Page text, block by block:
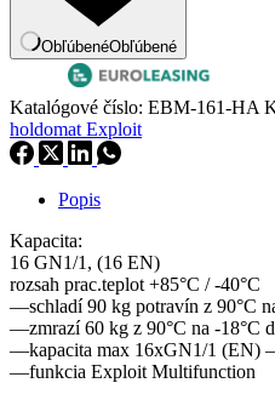
ObľúbenéObľúbené
Katalógové číslo: EBM-161-HA
holdomat Exploit
Popis
Kapacita:
16 GN1/1, (16 EN)
rozsah prac.teplot +85°C / -40°C
––schladí 90 kg potravín z 90°C
––zmrazí 60 kg z 90°C na -18°C
––kapacita max 16xGN1/1 (EN)
––funkcia Exploit Multifunction